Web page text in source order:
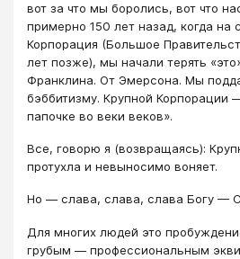
вот за что мы боролись, вот что
примерно 150 лет назад, когда на
Корпорация (Большое
лет позже), мы начали терять
Франклина. От Эмерсона. Мы
бэббитизму. Крупной Корпорации
папочке во веки веков».
Все, говорю я (возвращаясь):
протухла и невыносимо воняет.
Но — слава, слава, слава Богу —
Для многих людей это
грубым — профессиональным